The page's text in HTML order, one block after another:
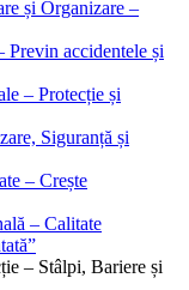
și Organizare –
Previn accidentele și
– Protecție și
Siguranță și
– Crește
– Calitate